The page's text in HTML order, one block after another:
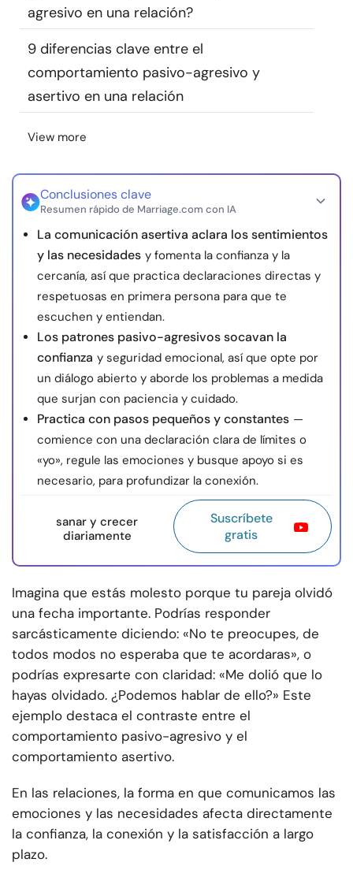
Sobre nosotros Contáctanos Escríbenos
Publicidad con
nosotros
© Copyright 2026. Todos los derechos reservados.
agresivo en una relación?
9 diferencias clave entre el
comportamiento pasivo-agresivo y
asertivo en una relación
View more
Conclusiones clave
Resumen rápido de Marriage.com con IA
La comunicación asertiva aclara los sentimientos
y las necesidades y fomenta la confianza y la
cercanía, así que practica declaraciones directas y
respetuosas en primera persona para que te
escuchen y entiendan.
Los patrones pasivo-agresivos socavan la
confianza y seguridad emocional, así que opte por
un diálogo abierto y aborde los problemas a medida
que surjan con paciencia y cuidado.
Practica con pasos pequeños y constantes —
comience con una declaración clara de límites o
«yo», regule las emociones y busque apoyo si es
necesario, para profundizar la conexión.
sanar y crecer
diariamente
Suscríbete
gratis
Imagina que estás molesto porque tu pareja olvidó
una fecha importante. Podrías responder
sarcásticamente diciendo: «No te preocupes, de
todos modos no esperaba que te acordaras», o
podrías expresarte con claridad: «Me dolió que lo
hayas olvidado. ¿Podemos hablar de ello?» Este
ejemplo destaca el contraste entre el
comportamiento pasivo-agresivo y el
comportamiento asertivo.
En las relaciones, la forma en que comunicamos las
emociones y las necesidades afecta directamente
la confianza, la conexión y la satisfacción a largo
plazo.